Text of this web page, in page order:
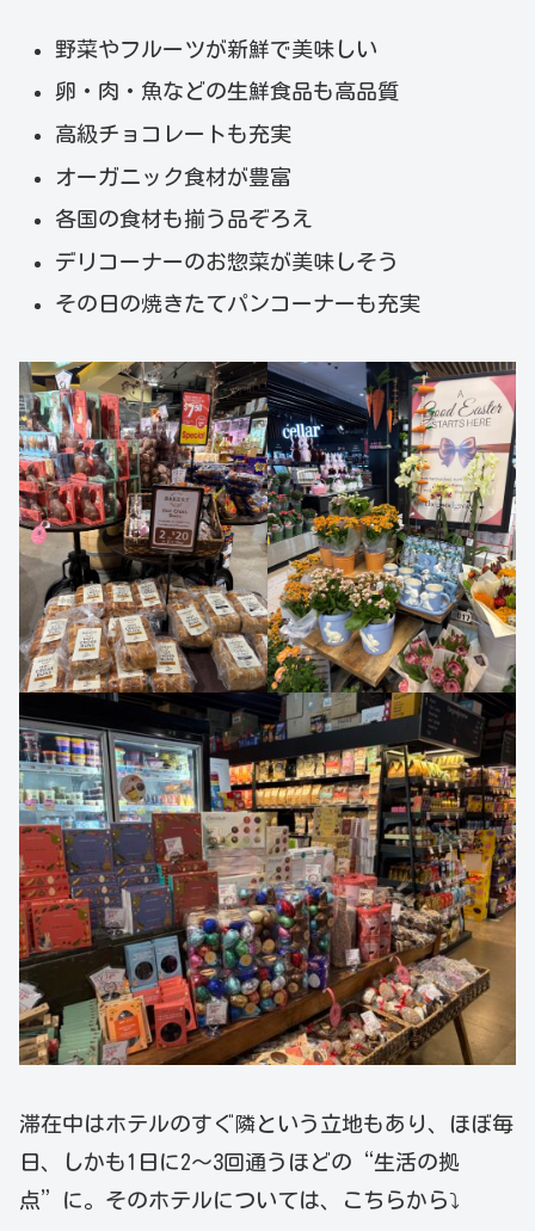
野菜やフルーツが新鮮で美味しい
卵・肉・魚などの生鮮食品も高品質
高級チョコレートも充実
オーガニック食材が豊富
各国の食材も揃う品ぞろえ
デリコーナーのお惣菜が美味しそう
その日の焼きたてパンコーナーも充実
滞在中はホテルのすぐ隣という立地もあり、ほぼ毎
日、しかも1日に2〜3回通うほどの“生活の拠
点”に。そのホテルについては、こちらから⤵